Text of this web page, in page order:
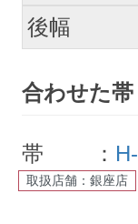
後幅
合わせた
帯 ：
取扱店舗：銀座店